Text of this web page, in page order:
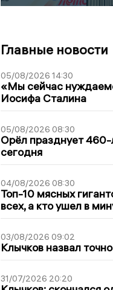
Главные новости
05/08/2026 14:30
«Мы сейчас
Иосифа Сталина
05/08/2026 08:30
Орёл празднует 460-
сегодня
04/08/2026 08:30
Топ-10 мясных
всех, а кто ушел в
03/08/2026 09:02
Клычков назвал
31/07/2026 20:20